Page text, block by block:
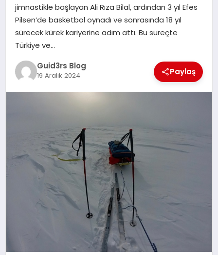
EĞITIM
jimnastikle başlayan Ali Rıza Bilal, ardından 3 yıl Efes
Pilsen’de basketbol oynadı ve sonrasında 18 yıl
sürecek kürek kariyerine adım attı. Bu süreçte
Türkiye ve…
Guid3rs Blog
19 Aralık 2024 Paylaş